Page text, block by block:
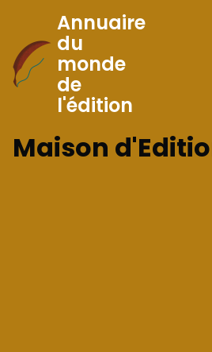
Skip
to
Content
Annuaire
du
monde
de
l'édition
Maison